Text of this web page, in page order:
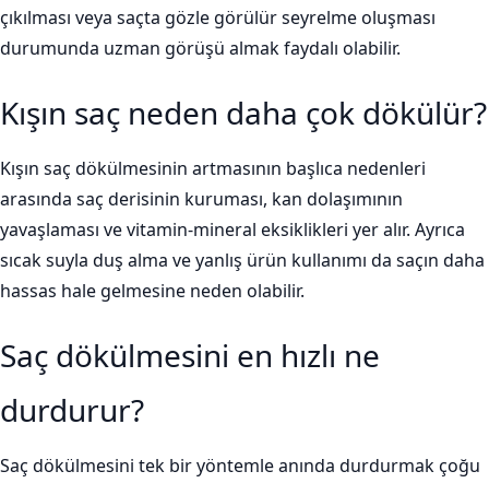
çıkılması veya saçta gözle görülür seyrelme oluşması
durumunda uzman görüşü almak faydalı olabilir.
Kışın saç neden daha çok dökülür?
Kışın saç dökülmesinin artmasının başlıca nedenleri
arasında saç derisinin kuruması, kan dolaşımının
yavaşlaması ve vitamin-mineral eksiklikleri yer alır. Ayrıca
sıcak suyla duş alma ve yanlış ürün kullanımı da saçın daha
hassas hale gelmesine neden olabilir.
Saç dökülmesini en hızlı ne
durdurur?
Saç dökülmesini tek bir yöntemle anında durdurmak çoğu